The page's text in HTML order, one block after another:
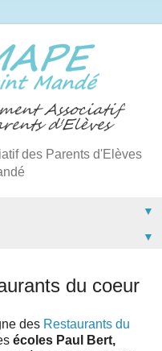
des Parents d'Elèves
▼
▼
du coeur
des Restaurants du
écoles Paul Bert,